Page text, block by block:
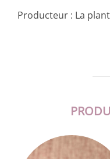
Producteur : La